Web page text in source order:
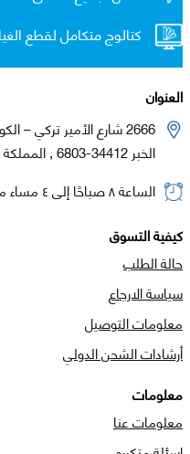
كتالوج متكامل لقطع
العنوان
2666 شارع الأمير تركي – الكورنيش , وحدة رقم 102
الخبر 34412-6803 , المملكة العربية السعودية
الساعة ٨ صباحًا إلى ٤ مساء من الأحد إلى الخميس
كيفية التسوق
حالة الطلب
سياسة الارجاع
معلومات التوصيل
أرشادات الشحن الدولي
معلومات
معلومات عنا